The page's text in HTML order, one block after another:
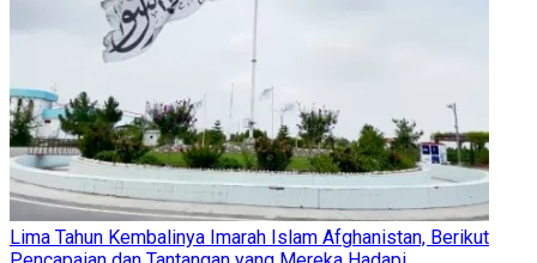
Lima Tahun Kembalinya Imarah Islam Afghanistan, Berikut